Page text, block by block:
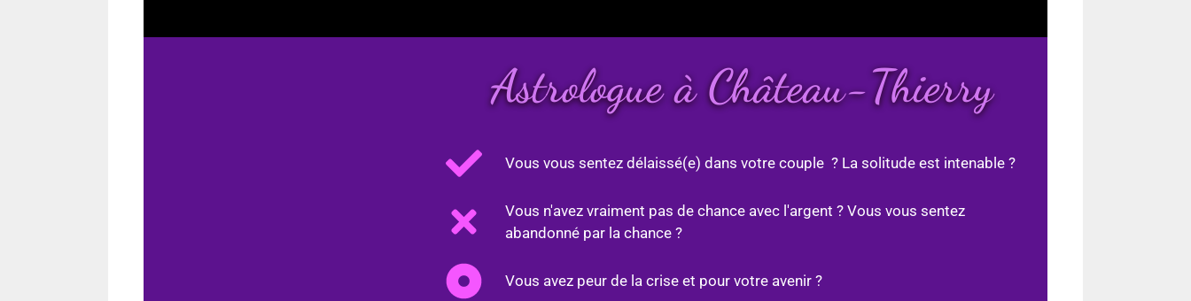
Astrologue à Château-Thierry
Vous vous sentez délaissé(e) dans votre couple ? La solitude est intenable ?
Vous n'avez vraiment pas de chance avec l'argent ? Vous vous sentez
abandonné par la chance ?
Vous avez peur de la crise et pour votre avenir ?